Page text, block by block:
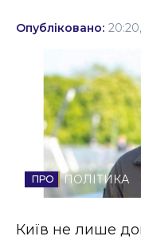
Політика
Спорт
Стиль життя
Втрачений
Опубліковано:
ПОЛІТИКА
Київ не лише